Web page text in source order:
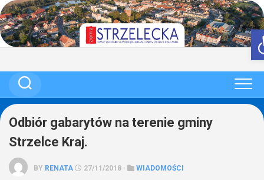
Skip
to
content
Odbiór gabarytów na terenie gminy
Strzelce Kraj.
BY RENATA 27/11/2018 · WIADOMOŚCI